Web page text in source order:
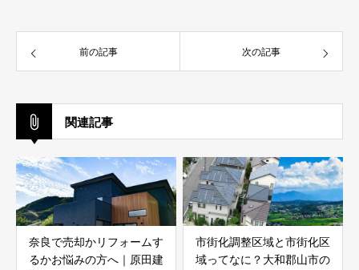
前の記事 次の記事
関連記事
奈良で売却かリフォームす
るかお悩みの方へ｜原田建
市街化調整区域と市街化区
域ってなに？大和郡山市の